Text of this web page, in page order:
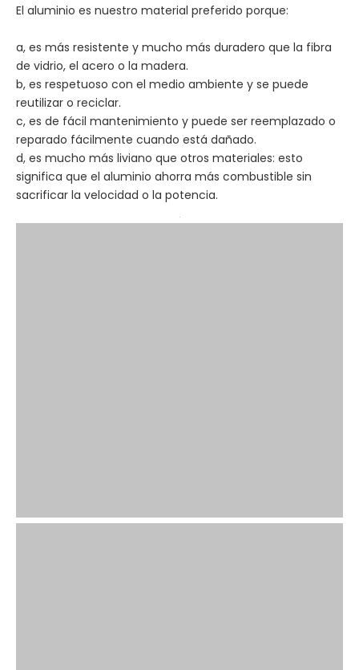
El aluminio es nuestro material preferido porque:
a, es más resistente y mucho más duradero que la fibra
de vidrio, el acero o la madera.
b, es respetuoso con el medio ambiente y se puede
reutilizar o reciclar.
c, es de fácil mantenimiento y puede ser reemplazado o
reparado fácilmente cuando está dañado.
d, es mucho más liviano que otros materiales: esto
significa que el aluminio ahorra más combustible sin
sacrificar la velocidad o la potencia.